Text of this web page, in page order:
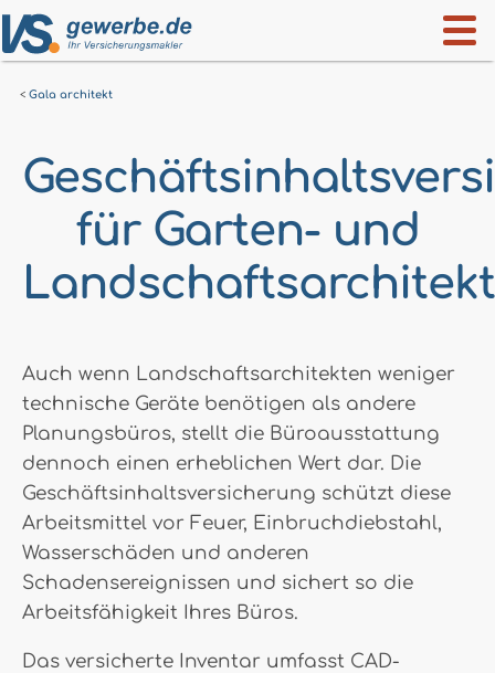
Gala architekt
für Garten- und
Auch wenn Landschaftsarchitekten weniger
technische Geräte benötigen als andere
Planungsbüros, stellt die Büroausstattung
dennoch einen erheblichen Wert dar. Die
Geschäftsinhaltsversicherung schützt diese
Arbeitsmittel vor Feuer, Einbruchdiebstahl,
Wasserschäden und anderen
Schadensereignissen und sichert so die
Arbeitsfähigkeit Ihres Büros.
Das versicherte Inventar umfasst CAD-